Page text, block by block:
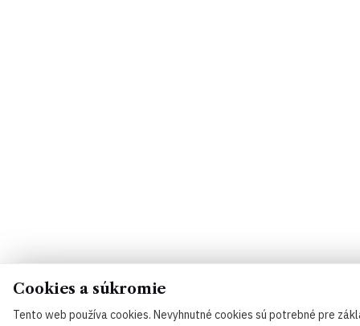
Cookies a súkromie
Tento web používa cookies. Nevyhnutné cookies sú potrebné pre